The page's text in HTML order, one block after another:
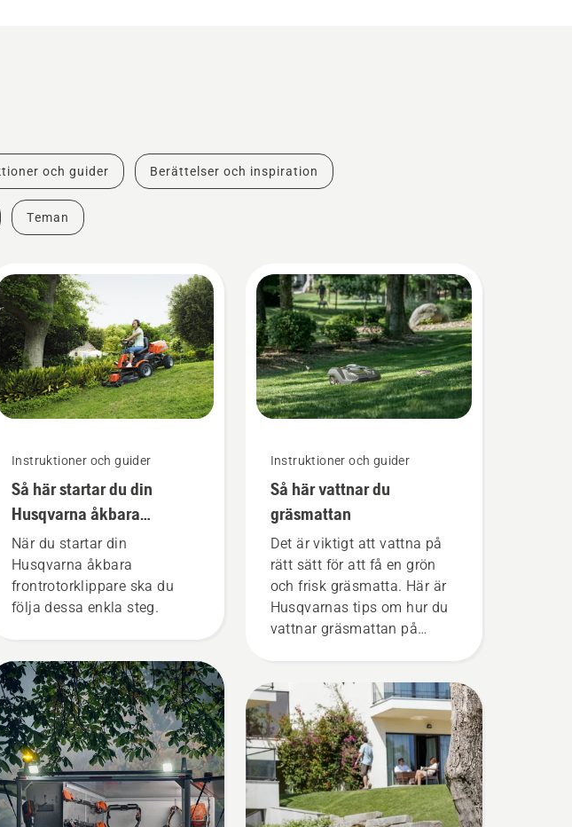
och guider Berättelser och inspiration
Teman
Instruktioner och guider
Så här startar du din
Husqvarna åkbara
frontrotorklippare
När du startar din
Husqvarna åkbara
frontrotorklippare ska du
följa dessa enkla steg.
Instruktioner och guider
Så här vattnar du
gräsmattan
Det är viktigt att vattna på
rätt sätt för att få en grön
och frisk gräsmatta. Här är
Husqvarnas tips om hur du
vattnar gräsmattan på